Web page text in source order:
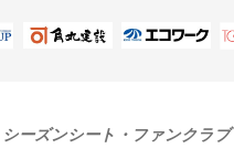
シーズンシート・ファンクラブ